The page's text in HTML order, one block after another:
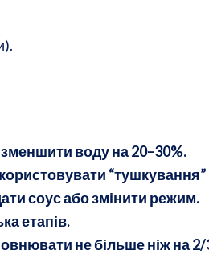
зменшити воду на 20–30%.
соус або змінити режим.
етапів.
не більше ніж на 2/